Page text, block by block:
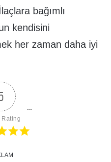
bağımlı
kendisini
her zaman daha iyi